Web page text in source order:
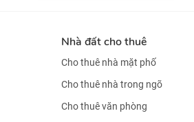
Nhà đất cho thuê
Cho thuê nhà mặt phố
Cho thuê nhà trong ngõ
Cho thuê văn phòng